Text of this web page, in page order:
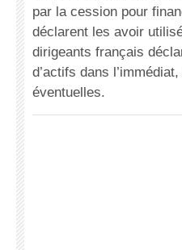
par la cession pour
déclarent les avoir
dirigeants français
d’actifs dans
éventuelles.